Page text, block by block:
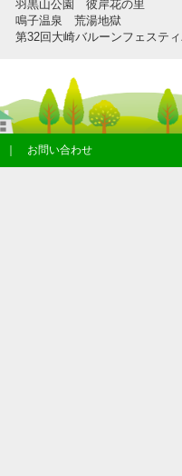
羽黒山公園 彼岸花の里
鳴子温泉 荒湯地獄
第32回大崎バルーンフェステ
お問い合わせ